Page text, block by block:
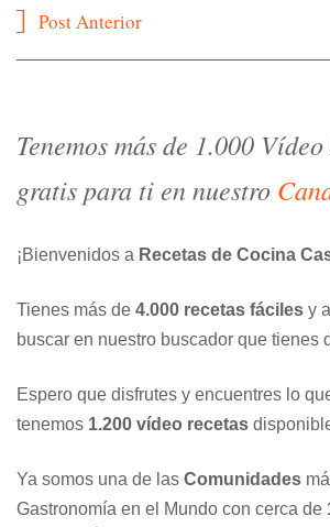
Navegación
Post Anterior
Tenemos más de 1.000
gratis para ti en nuestro
¡Bienvenidos a Recetas de Cocina
Tienes más de 4.000 recetas fáciles y
buscar en nuestro buscador que tienes
Espero que disfrutes y encuentres lo
tenemos 1.200 vídeo recetas
Ya somos una de las Comunidades
Gastronomía en el Mundo con cerca de